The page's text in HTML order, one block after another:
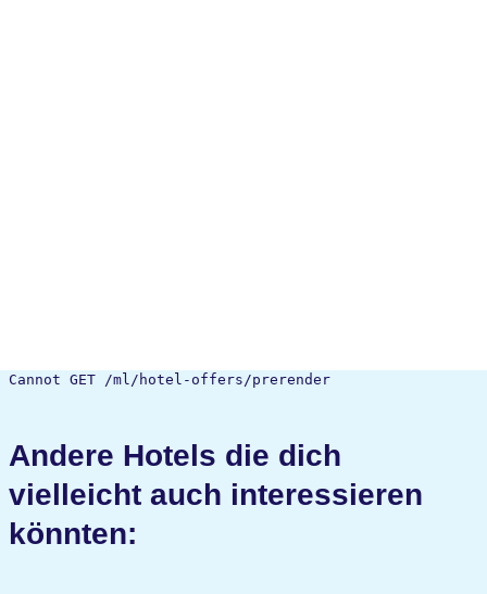
Cannot GET /ml/hotel-offers/prerender
Andere Hotels die dich
vielleicht auch interessieren
könnten: